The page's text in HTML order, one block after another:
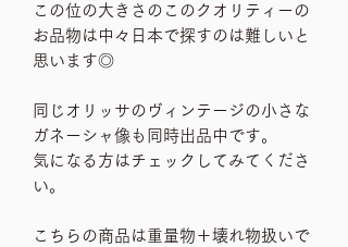
この位の大きさのこのクオリティーの
お品物は中々日本で探すのは難しいと
思います◎
同じオリッサのヴィンテージの小さな
ガネーシャ像も同時出品中です。
気になる方はチェックしてみてくださ
い。
こちらの商品は重量物＋壊れ物扱いで